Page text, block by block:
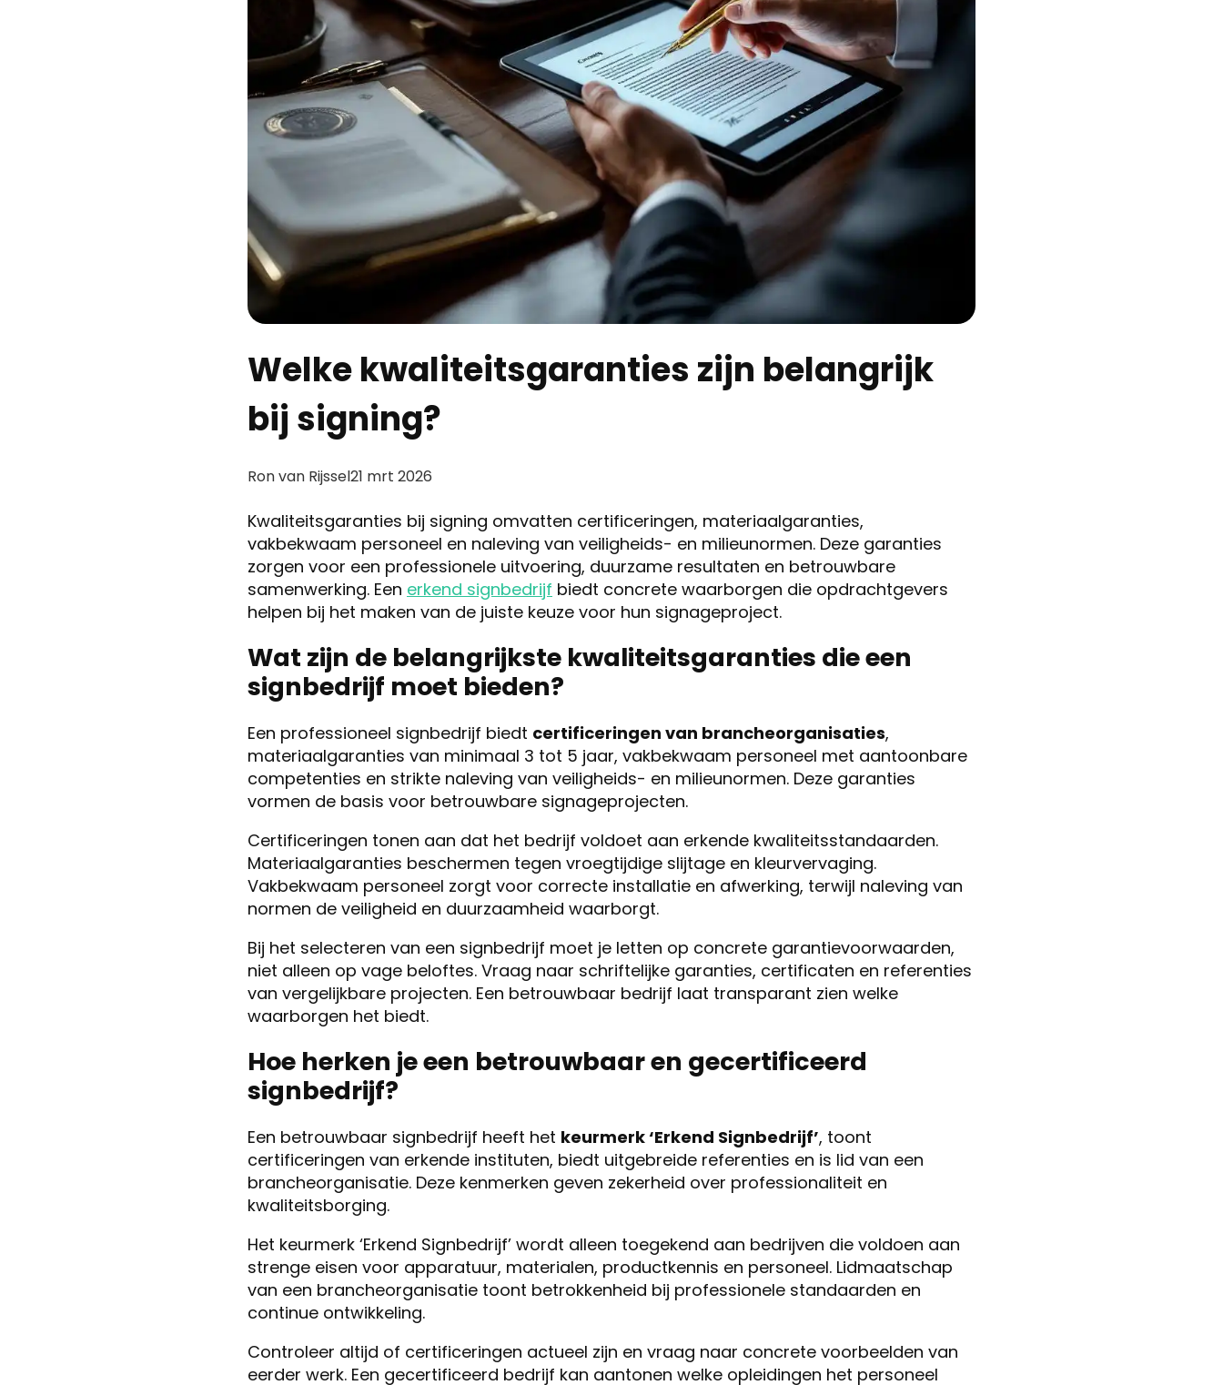
Welke kwaliteitsgaranties zijn belangrijk
bij signing?
Posted
Ron van Rijssel21 mrt 2026
Kwaliteitsgaranties bij signing omvatten certificeringen, materiaalgaranties,
vakbekwaam personeel en naleving van veiligheids- en milieunormen. Deze garanties
zorgen voor een professionele uitvoering, duurzame resultaten en betrouwbare
samenwerking. Een erkend signbedrijf biedt concrete waarborgen die opdrachtgevers
helpen bij het maken van de juiste keuze voor hun signageproject.
Wat zijn de belangrijkste kwaliteitsgaranties die een
signbedrijf moet bieden?
Een professioneel signbedrijf biedt certificeringen van brancheorganisaties,
materiaalgaranties van minimaal 3 tot 5 jaar, vakbekwaam personeel met aantoonbare
competenties en strikte naleving van veiligheids- en milieunormen. Deze garanties
vormen de basis voor betrouwbare signageprojecten.
Certificeringen tonen aan dat het bedrijf voldoet aan erkende kwaliteitsstandaarden.
Materiaalgaranties beschermen tegen vroegtijdige slijtage en kleurvervaging.
Vakbekwaam personeel zorgt voor correcte installatie en afwerking, terwijl naleving van
normen de veiligheid en duurzaamheid waarborgt.
Bij het selecteren van een signbedrijf moet je letten op concrete garantievoorwaarden,
niet alleen op vage beloftes. Vraag naar schriftelijke garanties, certificaten en referenties
van vergelijkbare projecten. Een betrouwbaar bedrijf laat transparant zien welke
waarborgen het biedt.
Hoe herken je een betrouwbaar en gecertificeerd
signbedrijf?
Een betrouwbaar signbedrijf heeft het keurmerk ‘Erkend Signbedrijf’, toont
certificeringen van erkende instituten, biedt uitgebreide referenties en is lid van een
brancheorganisatie. Deze kenmerken geven zekerheid over professionaliteit en
kwaliteitsborging.
Het keurmerk ‘Erkend Signbedrijf’ wordt alleen toegekend aan bedrijven die voldoen aan
strenge eisen voor apparatuur, materialen, productkennis en personeel. Lidmaatschap
van een brancheorganisatie toont betrokkenheid bij professionele standaarden en
continue ontwikkeling.
Controleer altijd of certificeringen actueel zijn en vraag naar concrete voorbeelden van
eerder werk. Een gecertificeerd bedrijf kan aantonen welke opleidingen het personeel